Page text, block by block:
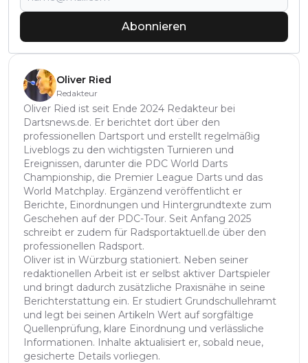
Abonnieren
Oliver Ried
Redakteur
Oliver Ried ist seit Ende 2024 Redakteur bei
Dartsnews.de. Er berichtet dort über den
professionellen Dartsport und erstellt regelmäßig
Liveblogs zu den wichtigsten Turnieren und
Ereignissen, darunter die PDC World Darts
Championship, die Premier League Darts und das
World Matchplay. Ergänzend veröffentlicht er
Berichte, Einordnungen und Hintergrundtexte zum
Geschehen auf der PDC-Tour. Seit Anfang 2025
schreibt er zudem für Radsportaktuell.de über den
professionellen Radsport.
Oliver ist in Würzburg stationiert. Neben seiner
redaktionellen Arbeit ist er selbst aktiver Dartspieler
und bringt dadurch zusätzliche Praxisnähe in seine
Berichterstattung ein. Er studiert Grundschullehramt
und legt bei seinen Artikeln Wert auf sorgfältige
Quellenprüfung, klare Einordnung und verlässliche
Informationen. Inhalte aktualisiert er, sobald neue,
gesicherte Details vorliegen.